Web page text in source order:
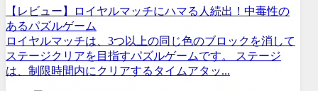
【レビュー】ロイヤルマッチにハマる人続出！中毒性の
あるパズルゲーム
ロイヤルマッチは、3つ以上の同じ色のブロックを消して
ステージクリアを目指すパズルゲームです。 ステージ
は、制限時間内にクリアするタイムアタッ...